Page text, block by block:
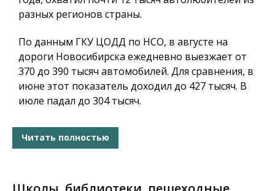
разных регионов страны.
По данным ГКУ ЦОДД по НСО, в августе на
дороги Новосибирска ежедневно выезжает от
370 до 390 тысяч автомобилей. Для сравнения, в
июне этот показатель доходил до 427 тысяч. В
июле падал до 304 тысяч.
Читать полностью